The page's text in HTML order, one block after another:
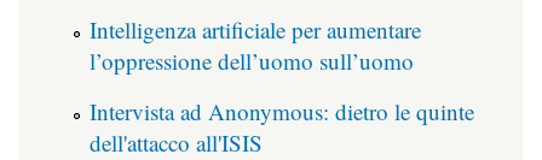
Intelligenza artificiale per aumentare
l’oppressione dell’uomo sull’uomo
Intervista ad Anonymous: dietro le quinte
dell'attacco all'ISIS